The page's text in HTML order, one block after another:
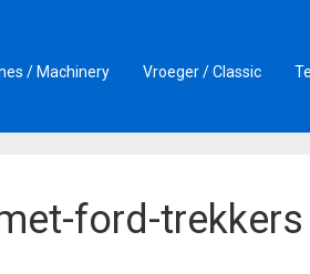
/ Machinery Vroeger / Classic
ford-trekkers